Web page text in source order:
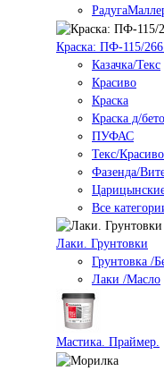
Краска: ПФ-115/
Казачка/Текс
Красиво
Краска
Краска д/
ПУФАС
Текс/
Фазенда/
Все
Лаки. Грунтовки
Грунтовка /
Лаки /Масло
Мастика. Праймер.